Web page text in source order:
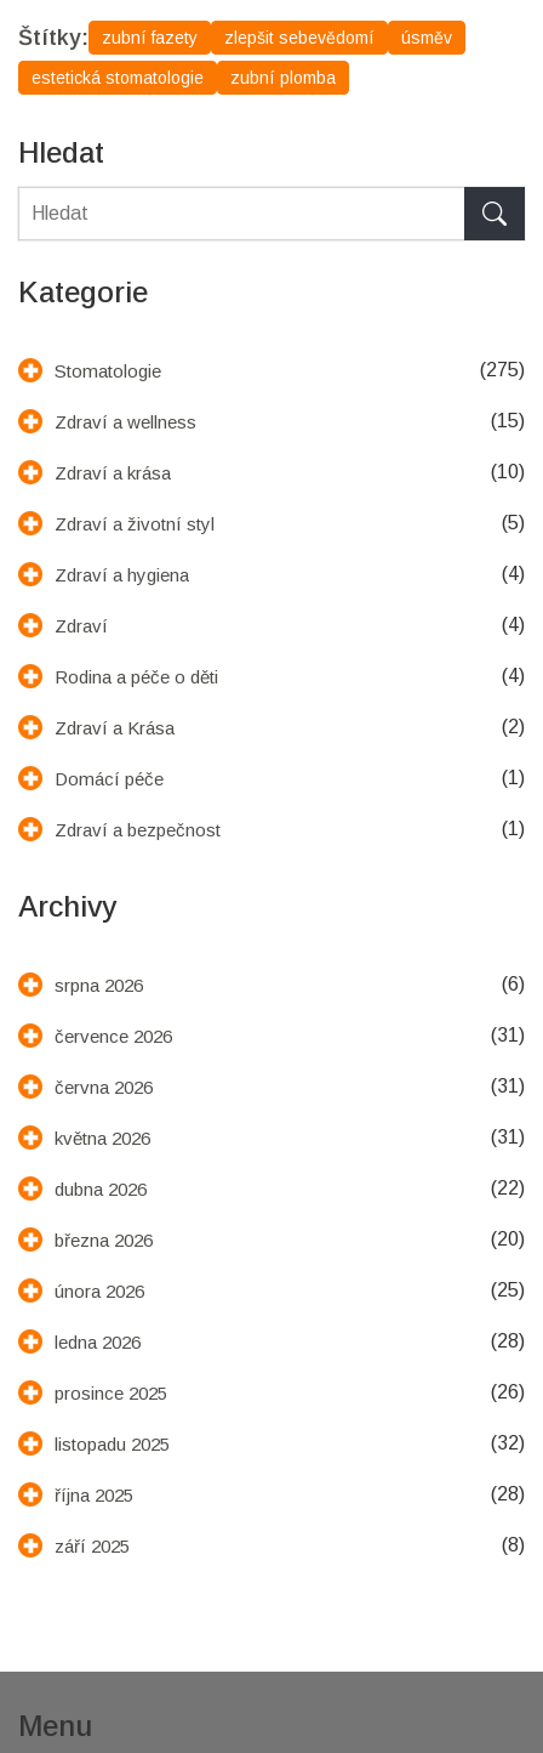
Štítky: zubní fazety zlepšit sebevědomí úsměv
estetická stomatologie zubní plomba
Hledat
Kategorie
Stomatologie (275)
Zdraví a wellness (15)
Zdraví a krása (10)
Zdraví a životní styl (5)
Zdraví a hygiena (4)
Zdraví (4)
Rodina a péče o děti (4)
Zdraví a Krása (2)
Domácí péče (1)
Zdraví a bezpečnost (1)
Archivy
srpna 2026 (6)
července 2026 (31)
června 2026 (31)
května 2026 (31)
dubna 2026 (22)
března 2026 (20)
února 2026 (25)
ledna 2026 (28)
prosince 2025 (26)
listopadu 2025 (32)
října 2025 (28)
září 2025 (8)
Menu